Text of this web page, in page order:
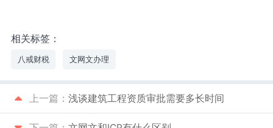
相关标签：
八戒财税 文网文办理
上一篇： 浅谈建筑工程资质审批需要多长时间